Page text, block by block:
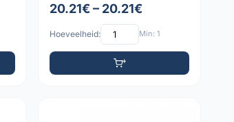
20.21€ – 20.21€
Hoeveelheid: Min: 1